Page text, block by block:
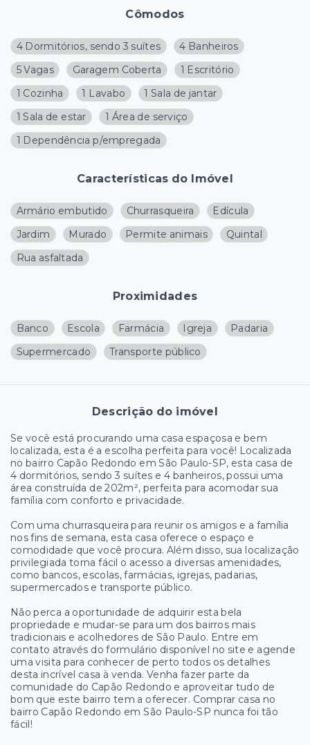
Cômodos
4 Dormitórios, sendo 3 suítes
4 Banheiros
5 Vagas
Garagem Coberta
1 Escritório
1 Cozinha
1 Lavabo
1 Sala de jantar
1 Sala de estar
1 Área de serviço
1 Dependência p/empregada
Características do Imóvel
Armário embutido Churrasqueira
Edícula
Jardim
Murado Permite animais
Quintal
Rua asfaltada
Proximidades
Banco Escola Farmácia Igreja
Padaria
Supermercado
Transporte público
Descrição do imóvel
Se você está procurando uma casa espaçosa e bem
localizada, esta é a escolha perfeita para você! Localizada
no bairro Capão Redondo em São Paulo-SP, esta casa de
4 dormitórios, sendo 3 suítes e 4 banheiros, possui uma
área construída de 202m², perfeita para acomodar sua
família com conforto e privacidade.
Com uma churrasqueira para reunir os amigos e a família
nos fins de semana, esta casa oferece o espaço e
comodidade que você procura. Além disso, sua localização
privilegiada torna fácil o acesso a diversas amenidades,
como bancos, escolas, farmácias, igrejas, padarias,
supermercados e transporte público.
Não perca a oportunidade de adquirir esta bela
propriedade e mudar-se para um dos bairros mais
tradicionais e acolhedores de São Paulo. Entre em
contato através do formulário disponível no site e agende
uma visita para conhecer de perto todos os detalhes
desta incrível casa à venda. Venha fazer parte da
comunidade do Capão Redondo e aproveitar tudo de
bom que este bairro tem a oferecer. Comprar casa no
bairro Capão Redondo em São Paulo-SP nunca foi tão
fácil!